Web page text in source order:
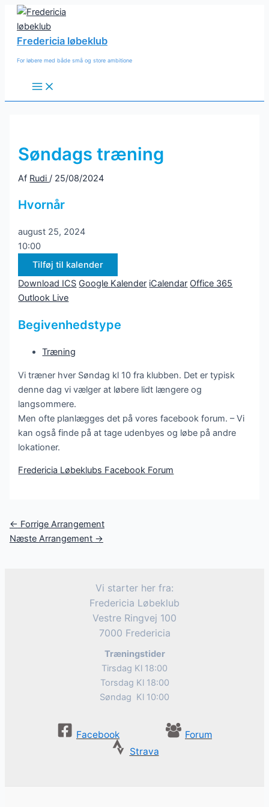
indholdet
Fredericia løbeklub
For løbere med både små og store ambitione
Main
Menu
Søndags træning
Af Rudi/ 25/08/2024
Hvornår
august 25, 2024
10:00
Tilføj til kalender
Download ICS Google Kalender iCalendar Office 365
Outlook Live
Begivenhedstype
Træning
Vi træner hver Søndag kl 10 fra klubben. Det er typisk
denne dag vi vælger at løbere lidt længere og
langsommere.
Men ofte planlægges det på vores facebook forum. – Vi
kan også finde på at tage udenbyes og løbe på andre
lokationer.
Fredericia Løbeklubs Facebook Forum
Post
navigation
← Forrige Arrangement
Næste Arrangement →
Vi starter her fra:
Fredericia Løbeklub
Vestre Ringvej 100
7000 Fredericia
Træningstider
Tirsdag Kl 18:00
Torsdag Kl 18:00
Søndag Kl 10:00
Facebook
Forum
Strava